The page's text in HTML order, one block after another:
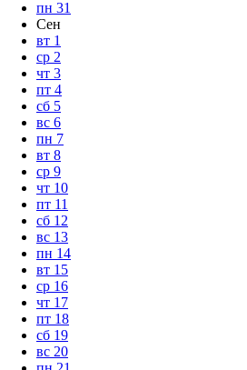
пн 31
Сен
вт 1
ср 2
чт 3
пт 4
сб 5
вс 6
пн 7
вт 8
ср 9
чт 10
пт 11
сб 12
вс 13
пн 14
вт 15
ср 16
чт 17
пт 18
сб 19
вс 20